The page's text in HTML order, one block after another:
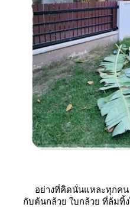
อย่างที่คิดนั่นแหละทุกค
กับต้นกล้วย ใบกล้วย ที่ล้มทิ้